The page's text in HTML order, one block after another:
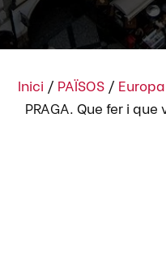
Inici / PAÏSOS /
PRAGA. Que fer i